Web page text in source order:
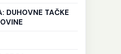
DUHOVNE TAČKE